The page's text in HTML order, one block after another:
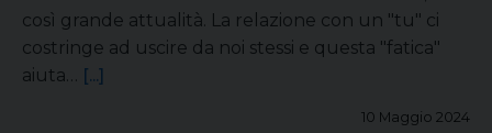
così grande attualità. La relazione con un "tu" ci
costringe ad uscire da noi stessi e questa "fatica"
aiuta… [...]
10 Maggio 2024